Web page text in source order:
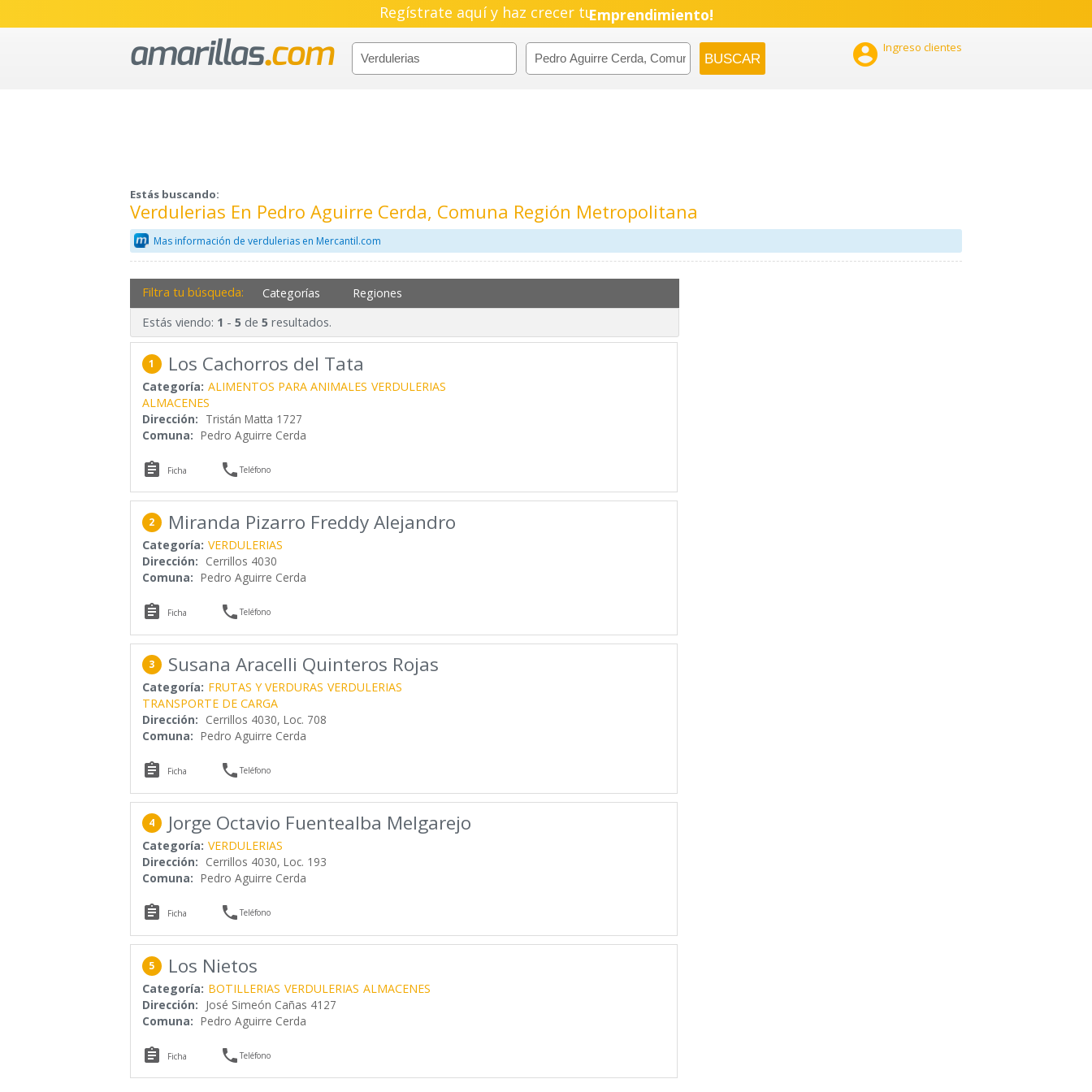
Regístrate aquí y haz crecer tuEmprendimiento!
 Ingreso clientes
Estás buscando:
Verdulerias En Pedro Aguirre Cerda, Comuna Región Metropolitana
Mas información de verdulerias en Mercantil.com
Filtra tu búsqueda: Categorías Regiones
Estás viendo: 1 - 5 de 5 resultados.
1 Los Cachorros del Tata
Categoría: ALIMENTOS PARA ANIMALES VERDULERIAS
ALMACENES
Dirección: Tristán Matta 1727
Comuna: Pedro Aguirre Cerda
 Ficha Teléfono
2 Miranda Pizarro Freddy Alejandro
Categoría: VERDULERIAS
Dirección: Cerrillos 4030
Comuna: Pedro Aguirre Cerda
 Ficha Teléfono
3 Susana Aracelli Quinteros Rojas
Categoría: FRUTAS Y VERDURAS VERDULERIAS
TRANSPORTE DE CARGA
Dirección: Cerrillos 4030, Loc. 708
Comuna: Pedro Aguirre Cerda
 Ficha Teléfono
4 Jorge Octavio Fuentealba Melgarejo
Categoría: VERDULERIAS
Dirección: Cerrillos 4030, Loc. 193
Comuna: Pedro Aguirre Cerda
 Ficha Teléfono
5 Los Nietos
Categoría: BOTILLERIAS VERDULERIAS ALMACENES
Dirección: José Simeón Cañas 4127
Comuna: Pedro Aguirre Cerda
 Ficha Teléfono